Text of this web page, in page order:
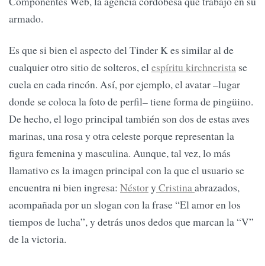
armado.
Es que si bien el aspecto del Tinder K es similar al de
cualquier otro sitio de solteros, elespíritu kirchnerista se
cuela en cada rincón. Así, por ejemplo, el avatar –lugar
donde se coloca la foto de perfil– tiene forma de pingüino.
De hecho, el logo principal también son dos de estas aves
marinas, una rosa y otra celeste porque representan la
figura femenina y masculina. Aunque, tal vez, lo más
llamativo es la imagen principal con la que el usuario se
encuentra ni bien ingresa: Néstory Cristinaabrazados,
acompañada por un slogan con la frase “El amor en los
tiempos de lucha”, y detrás unos dedos que marcan la “V”
de la victoria.